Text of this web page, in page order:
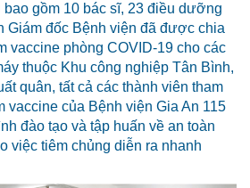
bao gồm 10 bác sĩ, 23 điều dưỡng
Giám đốc Bệnh viện đã được chia
vaccine phòng COVID-19 cho các
thuộc Khu công nghiệp Tân Bình,
quân, tất cả các thành viên tham
vaccine của Bệnh viện Gia An 115
đào tạo và tập huấn về an toàn
việc tiêm chủng diễn ra nhanh